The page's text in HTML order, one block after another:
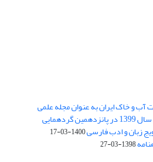
آب و خاک ایران به عنوان مجله علمی
برتر فارسی زبان در سال 1399 در پانزدهمین گردهمایی
زبان و ادب فارسی1400-03-17
1398-03-27